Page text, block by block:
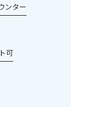
ンター
可